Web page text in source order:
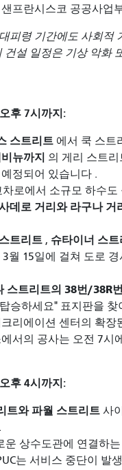
프란시스코 공공사업
피령 기간에도 사회적
설 일정은 기상 악화
후 7시까지:
스트리트 에서 쿡 스트
뉴까지 의 게리 스트
정되어 있습니다 .
차로에서 소규모 하수
데로 거리와 라구나 거
트리트 , 슈타이너 스트
월 15일에 걸쳐 도로
스트리트의 38번/38R
승하세요" 표지판을 찾
리에이션 센터의 확장
서의 공사는 오전 7시
후 4시까지:
트와 파월 스트리트 사
.
운 상수도관에 연결하
는 서비스 중단이 발